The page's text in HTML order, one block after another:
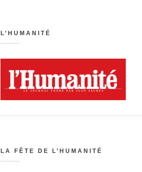
L’HUMANITÉ
LA FÊTE DE L’HUMANITÉ